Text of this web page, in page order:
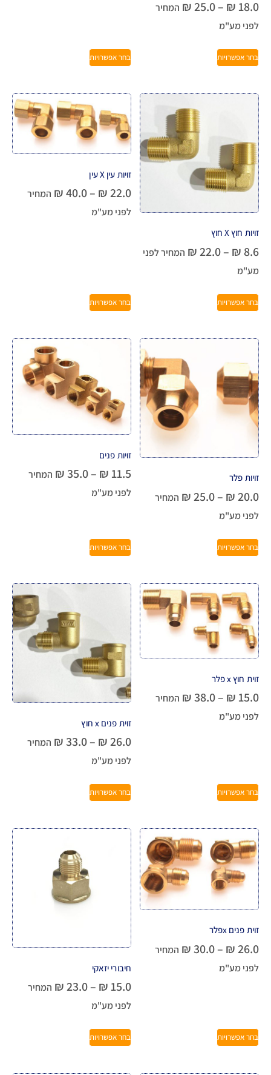
₪ 18.0
–
₪25.0
המחיר
לפני מע"מ
בחר אפשרויות בחר אפשרויות
זויות חוץ X חוץ
₪8.6
–
₪22.0
המחיר לפני
מע"מ
בחר אפשרויות
זויות עין X עין
₪22.0
–
₪40.0
המחיר
לפני מע"מ
בחר אפשרויות
זויות פלר
₪20.0
–
₪25.0
המחיר
לפני מע"מ
בחר אפשרויות
זויות פנים
₪ 11.5
–
₪35.0
המחיר
לפני מע"מ
בחר אפשרויות
זוית חוץ x פלר
₪ 15.0
–
₪38.0
המחיר
לפני מע"מ
בחר אפשרויות
זוית פנים x חוץ
₪26.0
–
₪33.0
המחיר
לפני מע"מ
בחר אפשרויות
זוית פנים xפלר
₪26.0
–
₪30.0
המחיר
לפני מע"מ
בחר אפשרויות
חיבורי יזאקי
₪ 15.0
–
₪23.0
המחיר
לפני מע"מ
בחר אפשרויות